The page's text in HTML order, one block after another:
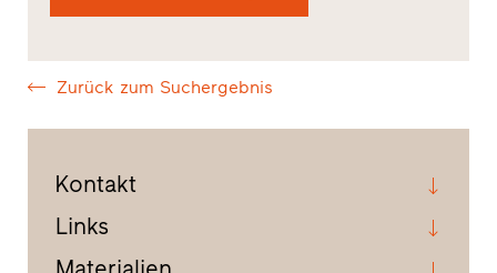
Zurück zum Suchergebnis
Kontakt
Links